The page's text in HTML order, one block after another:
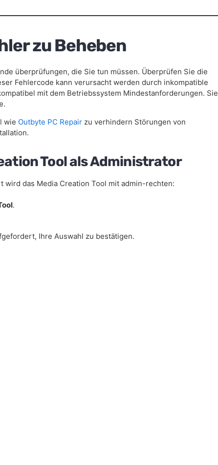
zu Beheben
überprüfungen, die Sie tun müssen. Überprüfen Sie die
Fehlercode kann verursacht werden durch inkompatible
mit dem Betriebssystem Mindestanforderungen. Sie
wie Outbyte PC Repair zu verhindern Störungen von
Tool als Administrator
das Media Creation Tool mit admin-rechten:
.
Ihre Auswahl zu bestätigen.